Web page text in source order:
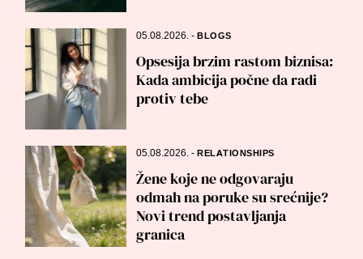
05.08.2026.-BLOGS
Opsesija brzim rastom biznisa:
Kada ambicija počne da radi
protiv tebe
05.08.2026.-RELATIONSHIPS
Žene koje ne odgovaraju
odmah na poruke su srećnije?
Novi trend postavljanja
granica